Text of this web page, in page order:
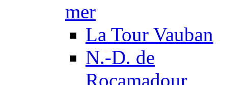
mer
La Tour Vauban
N.-D. de
Rocamadour